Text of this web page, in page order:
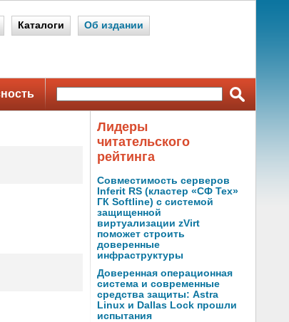
Каталоги Об издании
Лидеры
читательского
рейтинга
Совместимость серверов
Inferit RS (кластер «СФ Тех»
ГК Softline) с системой
защищенной
виртуализации zVirt
поможет строить
доверенные
инфраструктуры
Доверенная операционная
система и современные
средства защиты: Astra
Linux и Dallas Lock прошли
испытания